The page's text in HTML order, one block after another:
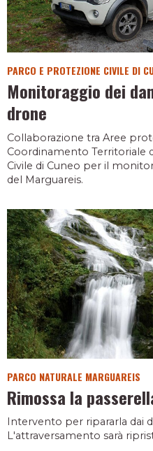
PARCO E PROTEZIONE CIVILE DI
Monitoraggio dei
drone
Collaborazione tra Aree
Coordinamento Territoriale
Civile di Cuneo per il
del Marguareis.
PARCO NATURALE MARGUAREIS
Rimossa la
Intervento per ripararla dai
L'attraversamento sarà